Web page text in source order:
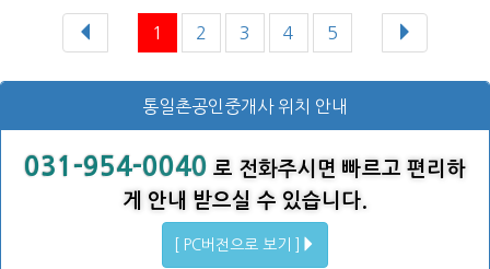
1 2 3 4 5
통일촌공인중개사 위치 안내
031-954-0040 로 전화주시면 빠르고 편리하
게 안내 받으실 수 있습니다.
[ PC버전으로 보기 ]